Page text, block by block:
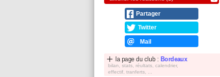
Partager
Twitter
Mail
la page du club : Bordeaux
bilan, stats, réultats, calendrier,
effectif, tranferts, ...